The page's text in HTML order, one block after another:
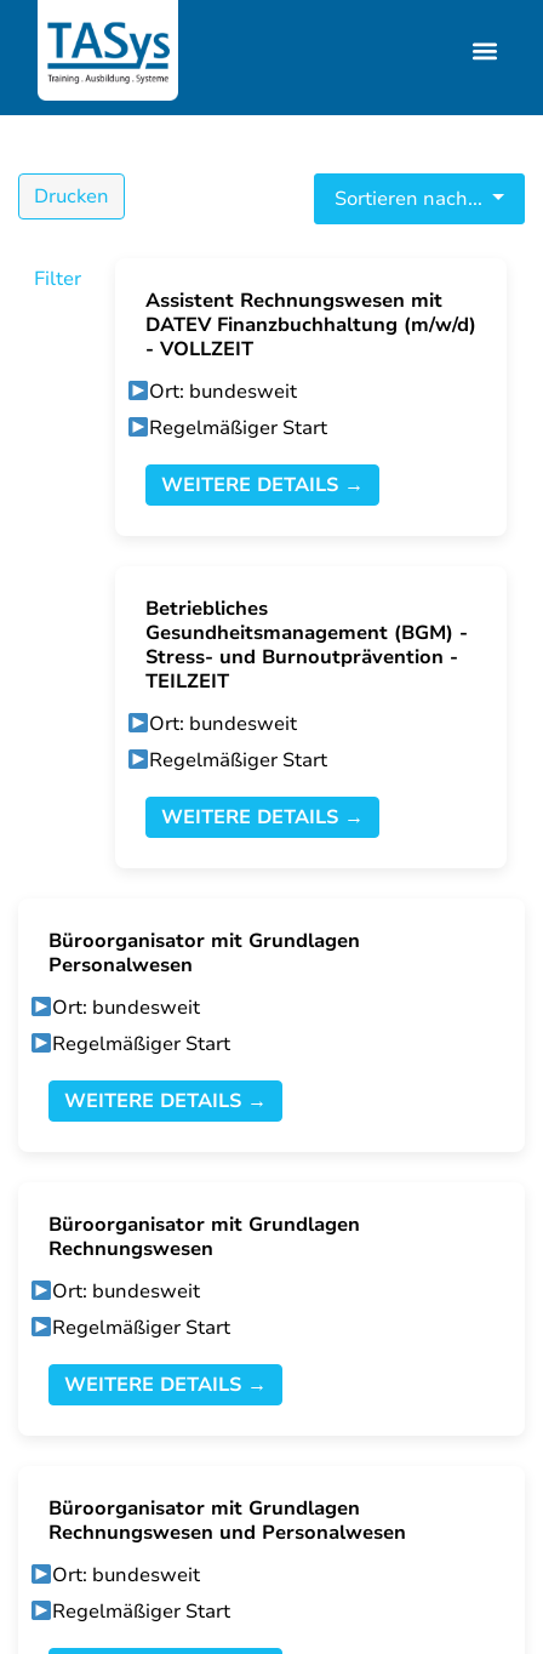
Drucken Sortieren nach...
Filter
Assistent Rechnungswesen mit
DATEV Finanzbuchhaltung (m/w/d)
- VOLLZEIT
Ort: bundesweit
Regelmäßiger Start
WEITERE DETAILS →
Betriebliches
Gesundheitsmanagement (BGM) -
Stress- und Burnoutprävention -
TEILZEIT
Ort: bundesweit
Regelmäßiger Start
WEITERE DETAILS →
Büroorganisator mit Grundlagen
Personalwesen
Ort: bundesweit
Regelmäßiger Start
WEITERE DETAILS →
Büroorganisator mit Grundlagen
Rechnungswesen
Ort: bundesweit
Regelmäßiger Start
WEITERE DETAILS →
Büroorganisator mit Grundlagen
Rechnungswesen und Personalwesen
Ort: bundesweit
Regelmäßiger Start